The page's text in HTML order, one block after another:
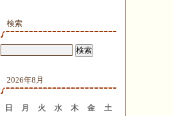
検索
2026年8月
日 月 火 水 木 金
土